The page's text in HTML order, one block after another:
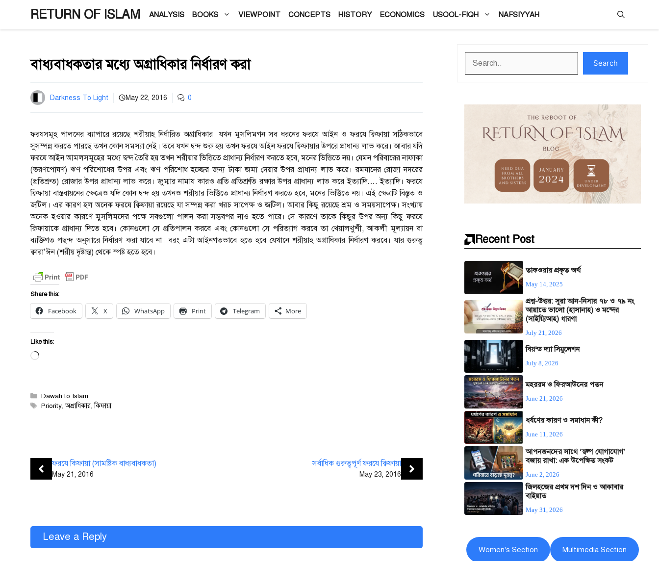
content
RETURN OF ISLAM ANALYSIS BOOKS VIEWPOINT CONCEPTS HISTORY ECONOMICS USOOL-FIQH NAFSIYYAH
বাধ্যবাধকতার মধ্যে অগ্রাধিকার নির্ধারণ করা
Darkness To Light May 22, 2016 0
ফরযসমূহ পালনের ব্যাপারে রয়েছে শরীয়াহ নির্ধারিত অগ্রাধিকার। যখন মুসলিমগন সব ধরনের ফরযে আইন ও ফরযে ক্বিফায়া সঠিকভাবে
সুসম্পন্ন করতে পারছে তখন কোন সমস্যা নেই। তবে যখন দ্বন্দ শুরু হয় তখন ফরযে আইন ফরযে ক্বিফায়ার উপরে প্রাধান্য লাভ করে। আবার যদি
ফরযে আইন আমলসমূহের মধ্যে দ্বন্দ তৈরি হয় তখন শরীয়ার ভিত্তিতে প্রাধান্য নির্ধারণ করতে হবে, মনের ভিত্তিতে নয়। যেমন পরিবারের নাফাকা
(ভরণপোষণ) ঋণ পরিশোধের উপর এবং ঋণ পরিশোধ হজ্জের জন্য টাকা জমা দেয়ার উপর প্রাধান্য লাভ করে। রমযানের রোজা নদরের
(প্রতিশ্রুত) রোজার উপর প্রাধান্য লাভ করে। জুম্মার নামায কারও প্রতি প্রতিশ্রুতি রক্ষার উপর প্রাধান্য লাভ করে ইত্যাদি…. ইত্যাদি। ফরযে
ক্বিফায়া বাস্তবায়নের ক্ষেত্রেও যদি কোন দ্বন্দ হয় তখনও শরীয়ার ভিত্তিতে প্রাধান্য নির্ধারণ করতে হবে, মনের ভিত্তিতে নয়। এই ক্ষেত্রটি বিস্তৃত ও
জটিল। এর কারণ হল অনেক ফরযে ক্বিফায়া রয়েছে যা সম্পন্ন করা খরচ সাপেক্ষ ও জটিল। আবার কিছু রয়েছে শ্রম ও সময়সাপেক্ষ। সংখ্যায়
অনেক হওয়ার কারণে মুসলিমদের পক্ষে সবগুলো পালন করা সম্ভবপর নাও হতে পারে। সে কারণে তাকে কিছুর উপর অন্য কিছু ফরযে
ক্বিফায়াকে প্রাধান্য দিতে হবে। কোনগুলো সে প্রতিপালন করবে এবং কোনগুলো সে পরিত্যাগ করবে তা খেয়ালখুশী, আকলী মূল্যায়ন বা
ব্যক্তিগত পছন্দ অনুসারে নির্ধারণ করা যাবে না। বরং এটা আইনগতভাবে হতে হবে যেখানে শরীয়াহ অগ্রাধিকার নির্ধারণ করবে। যার গুরুত্ব
ক্বারা’ঈন (শরীয় দৃষ্টান্ত) থেকে স্পষ্ট হতে হবে।
Share this:
Facebook X WhatsApp Print Telegram More
Like this:
Loading…
Categories
Dawah to Islam
Tags
Priority,অগ্রাধিকার,কিফায়া
ফরযে কিফায়া (সামষ্টিক বাধ্যবাধকতা)
May 21, 2016
সর্বাধিক গুরুত্বপূর্ণ ফরযে ক্বিফায়া
May 23, 2016
Leave a Reply
Search
Search
Recent Post
তাকওয়ার প্রকৃত অর্থ
May 14, 2025
প্রশ্ন-উত্তর: সূরা আন-নিসার ৭৮ ও ৭৯ নং
আয়াতে ভালো (হাসানাহ) ও মন্দের
(সাইয়্যিআহ) ধারণা
July 21, 2026
বিয়ন্ড দ্যা সিমুলেশন
July 8, 2026
মহররম ও ফিরআউনের পতন
June 21, 2026
ধর্ষণের কারণ ও সমাধান কী?
June 11, 2026
আপনজনদের সাথে ‘স্বল্প যোগাযোগ’
বজায় রাখা: এক উপেক্ষিত সংকট
June 2, 2026
জিলহজের প্রথম দশ দিন ও আকাবার
বাইয়াত
May 31, 2026
Women's Section Multimedia Section